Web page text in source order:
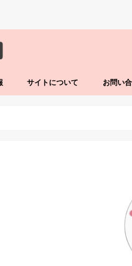
サイトについて お問い